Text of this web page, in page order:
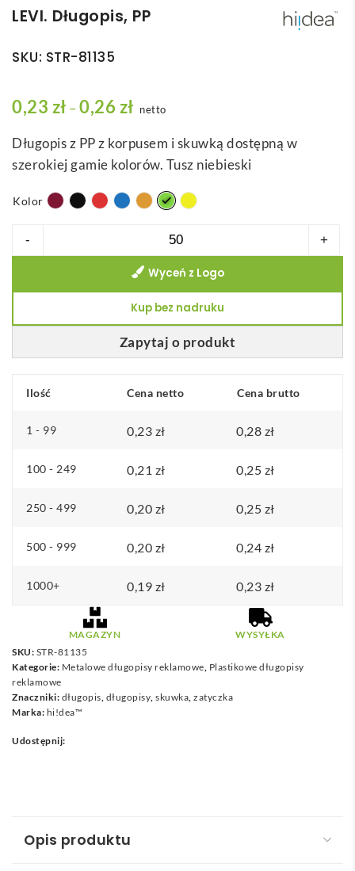
LEVI. Długopis, PP
SKU: STR-81135
0,23 zł –0,26 złZ
k
r
s
e
n
:
o
d
0
2
3
z
d
0
2
netto
Długopis z PP z korpusem i skuwką dostępną w
szerokiej gamie kolorów. Tusz niebieski
Kolor
-
LEVI.
+
Zapytaj o produkt
Wyceń z Logo
Kup bez nadruku
Ilość Cena netto Cena brutto
1 - 99 0,23 zł 0,28 zł
100 - 249 0,21 zł 0,25 zł
250 - 499 0,20 zł 0,25 zł
500 - 999 0,20 zł 0,24 zł
1000+ 0,19 zł 0,23 zł
MAGAZYN
WYSYŁKA
SKU: STR-81135
Kategorie: Metalowe długopisy reklamowe, Plastikowe długopisy
reklamowe
Znaczniki: długopis, długopisy, skuwka, zatyczka
Marka: hi!dea™
Udostępnij:
Opis produktu